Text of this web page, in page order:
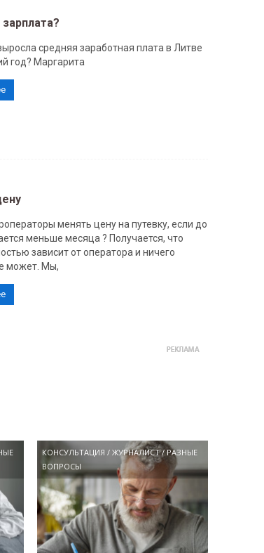
средняя заработная плата в Литве
год? Маргарита
менять цену на путевку, если до
меньше месяца ? Получается, что
зависит от оператора и ничего
может. Мы,
КОНСУЛЬТАЦИЯ /ЖУРНАЛИСТ/ РАЗНЫЕ
ВОПРОСЫ